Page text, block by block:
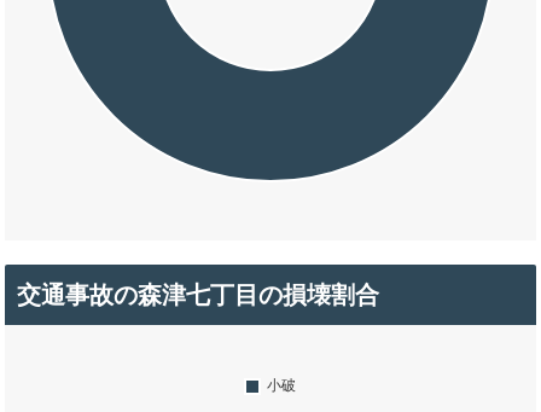
交通事故の森津七丁目の損壊割合